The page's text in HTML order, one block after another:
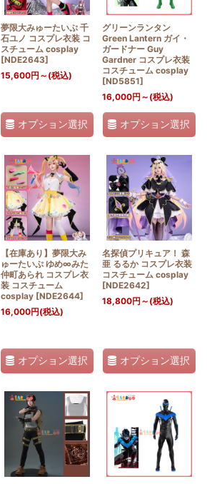
夢限大みゅーたいぷ 千
石ユノ コスプレ衣装 コ
スチューム cosplay
[NDE2643]
15,600円 ～ (税込)
オプション選択
グリーンランタン
Green Lantern ガイ・
ガードナー Guy
Gardner コスプレ衣装
コスチューム cosplay
[ND5851]
16,000円 ～ (税込)
オプション選択
【在庫あり】夢限大み
ゅーたいぷ ゆめ∞みた
仲町あられ コスプレ衣
装 コスチューム
cosplay [NDE2644]
16,000円(税込)
オプション選択
名探偵プリキュア！ 森
亜 るるか コスプレ衣装
コスチューム cosplay
[NDE2642]
18,800円 ～ (税込)
オプション選択